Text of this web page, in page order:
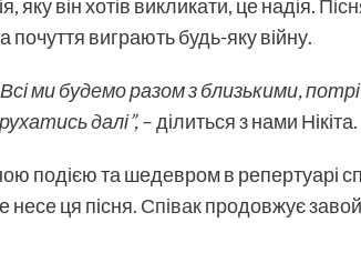
він хотів викликати, це надія.
почуття виграють будь-яку війну.
ми будемо разом з близькими,
далі”,– ділиться з нами Нікіта.
подією та шедевром в репертуарі
несе ця пісня. Співакпродовжує